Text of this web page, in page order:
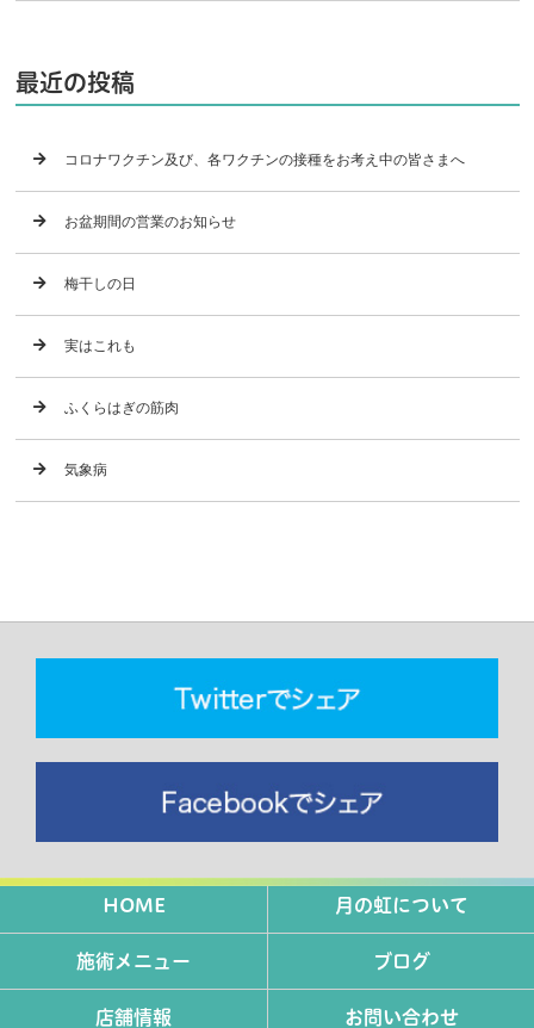
最近の投稿
コロナワクチン及び、各ワクチンの接種をお考え中の皆さまへ
お盆期間の営業のお知らせ
梅干しの日
実はこれも
ふくらはぎの筋肉
気象病
HOME 月の虹について
施術メニュー ブログ
店舗情報 お問い合わせ